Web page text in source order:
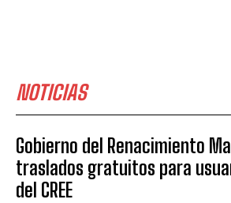
NOTICIAS
Gobierno del Renacimiento
traslados gratuitos para
del CREE